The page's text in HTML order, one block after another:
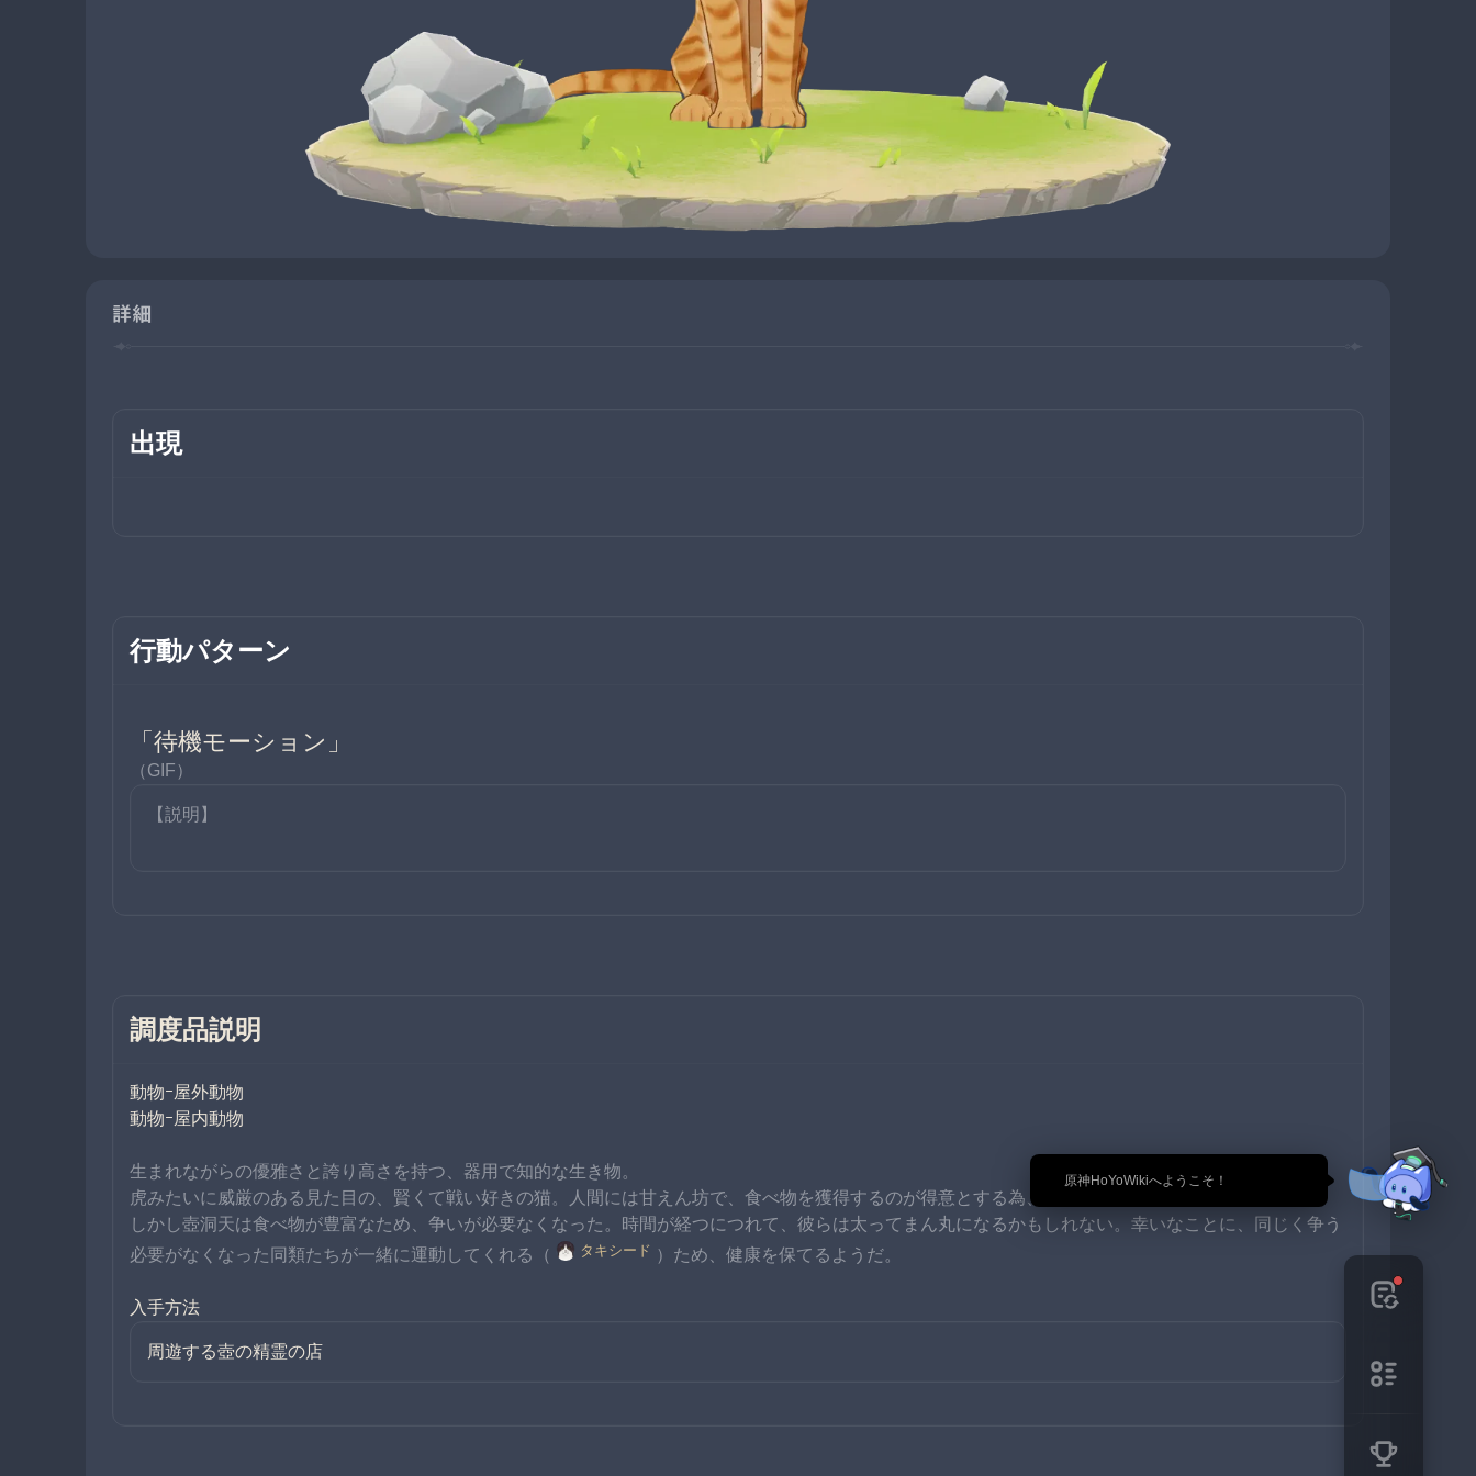
🎉 原神HoYoWikiへようこそ！
詳細
出現
行動パターン
「待機モーション」
（GIF）
【説明】
調度品説明
動物ｰ屋外動物
動物ｰ屋内動物
生まれながらの優雅さと誇り高さを持つ、器用で知的な生き物。
虎みたいに威厳のある見た目の、賢くて戦い好きの猫。人間には甘えん坊で、食べ物を獲得するのが得意とする為、すぐ太ってしまう…
しかし壺洞天は食べ物が豊富なため、争いが必要なくなった。時間が経つにつれて、彼らは太ってまん丸になるかもしれない。幸いなことに、同じく争う
必要がなくなった同類たちが一緒に運動してくれる（
タキシード ）ため、健康を保てるようだ。
入手方法
周遊する壺の精霊の店